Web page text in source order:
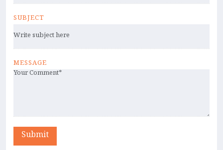
SUBJECT
MESSAGE
Submit